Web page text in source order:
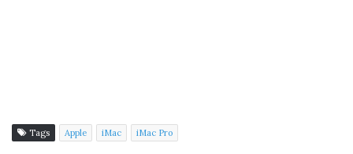
Tags Apple iMac iMac Pro